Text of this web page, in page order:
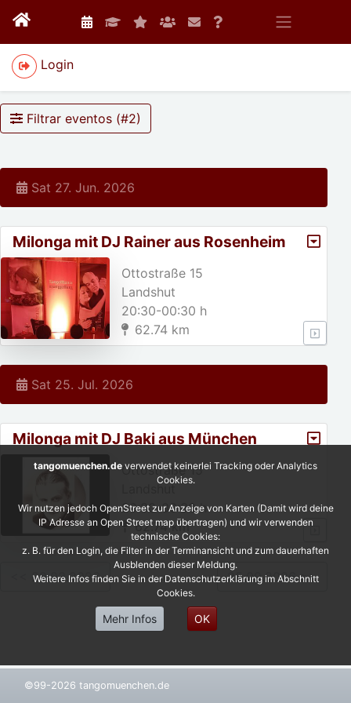
Login
Filtrar eventos (#2)
Sat 27. Jun. 2026
Milonga mit DJ Rainer aus Rosenheim
Ottostraße 15
Landshut
20:30-00:30 h
62.74 km
Sat 25. Jul. 2026
Milonga mit DJ Baki aus München
Ottostraße 15
Landshut
20:30-00:30 h
62.74 km
<< 29.03.2026 25.09.2026 >>
©99-2026 tangomuenchen.de
tangomuenchen.de verwendet keinerlei Tracking oder Analytics
Cookies.
Wir nutzen jedoch OpenStreet zur Anzeige von Karten (Damit wird deine
IP Adresse an Open Street map übertragen) und wir verwenden
technische Cookies:
z. B. für den Login, die Filter in der Terminansicht und zum dauerhaften
Ausblenden dieser Meldung.
Weitere Infos finden Sie in der Datenschutzerklärung im Abschnitt
Cookies.
Mehr Infos OK